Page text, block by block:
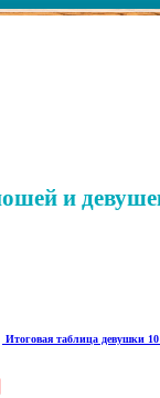
и
Итоговая таблица девушки 10